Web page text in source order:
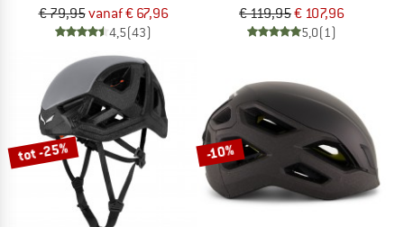
€ 79,95vanaf € 67,96
4,5(43)
€ 119,95€ 107,96
5,0(1)
tot -25% -10%